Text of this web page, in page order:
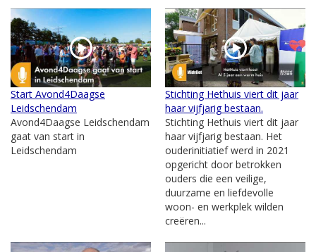
Start Avond4Daagse
Leidschendam
Avond4Daagse Leidschendam
gaat van start in
Leidschendam
Stichting Hethuis viert dit jaar
haar vijfjarig bestaan.
Stichting Hethuis viert dit jaar
haar vijfjarig bestaan. Het
ouderinitiatief werd in 2021
opgericht door betrokken
ouders die een veilige,
duurzame en liefdevolle
woon- en werkplek wilden
creëren...